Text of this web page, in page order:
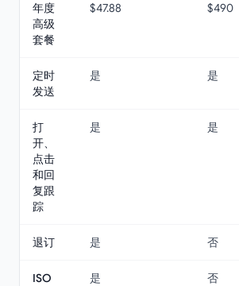
年度
高级
套餐
$47.88 $490
定时
发送
是 是
打
开、
点击
和回
复跟
踪
是 是
退订 是 否
ISO
是 否